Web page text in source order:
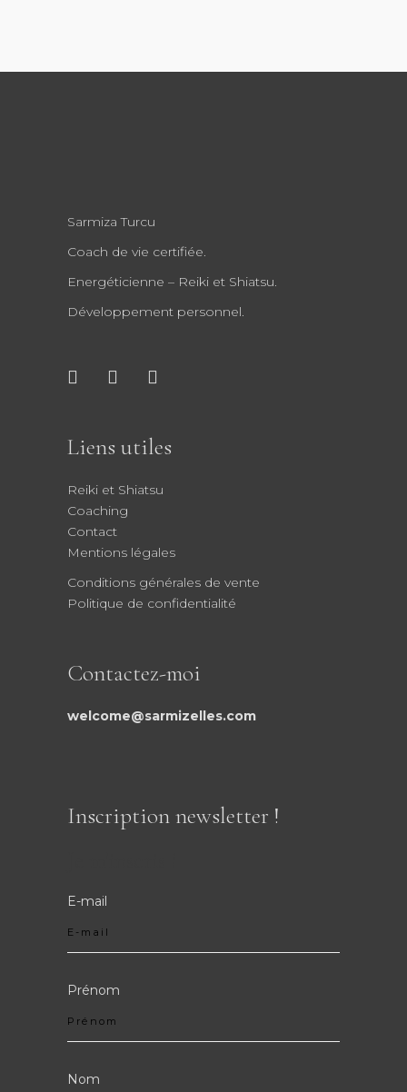
Sarmiza Turcu
Coach de vie certifiée.
Energéticienne – Reiki et Shiatsu.
Développement personnel.
Liens utiles
Reiki et Shiatsu
Coaching
Contact
Mentions légales
Conditions générales de vente
Politique de confidentialité
Contactez-moi
welcome@sarmizelles.com
Inscription newsletter !
E-mail
Prénom
Nom